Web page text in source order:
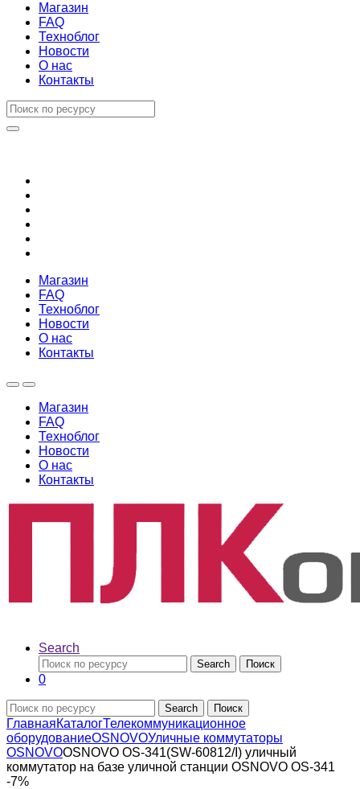
Магазин
FAQ
Техноблог
Новости
О нас
Контакты
Магазин
FAQ
Техноблог
Новости
О нас
Контакты
Магазин
FAQ
Техноблог
Новости
О нас
Контакты
Search
Search Поиск
0
Search Поиск
ГлавнаяКаталогТелекоммуникационное
оборудованиеOSNOVOУличные коммутаторы
OSNOVOOSNOVO OS-341(SW-60812/I) уличный
коммутатор на базе уличной станции OSNOVO OS-341
-7%